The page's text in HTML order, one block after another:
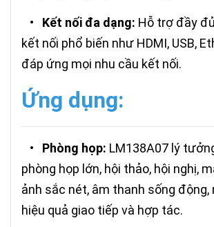
• Kết nối đa dạng: Hỗ trợ đầy
kết nối phổ biến như HDMI, USB,
đáp ứng mọi nhu cầu kết nối.
Ứng dụng:
• Phòng họp: LM138A07 lý
phòng họp lớn, hội thảo, hội nghị,
ảnh sắc nét, âm thanh sống động,
hiệu quả giao tiếp và hợp tác.